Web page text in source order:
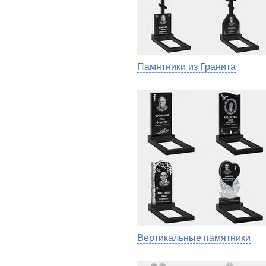
Памятники из Гранита
Вертикальные памятники